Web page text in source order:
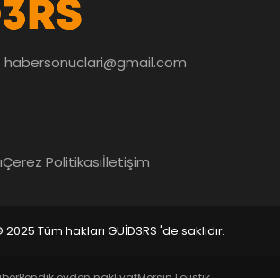
habersonuclari@gmail.com
Çerez Politikasıİletişim
Tüm hakları GUİD3RS 'de saklıdır.